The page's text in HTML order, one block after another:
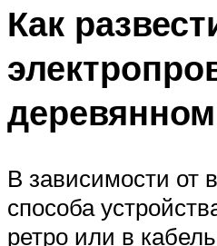
Как
В зависимости от
способа
ретро или в